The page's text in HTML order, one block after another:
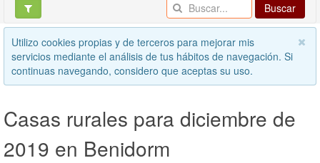
Buscar
Utilizo cookies propias y de terceros para mejorar mis
servicios mediante el análisis de tus hábitos de navegación. Si
continuas navegando, considero que aceptas su uso.
Casas rurales para diciembre de
2019 en Benidorm